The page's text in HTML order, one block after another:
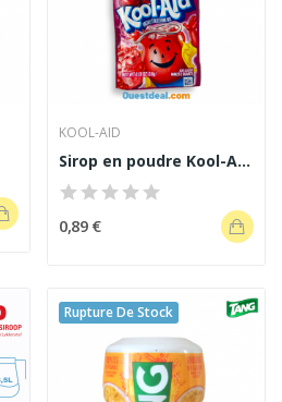
KOOL-AID
Sirop en poudre Kool-Aid black cherry 3.6g
0,89 €
Rupture De Stock